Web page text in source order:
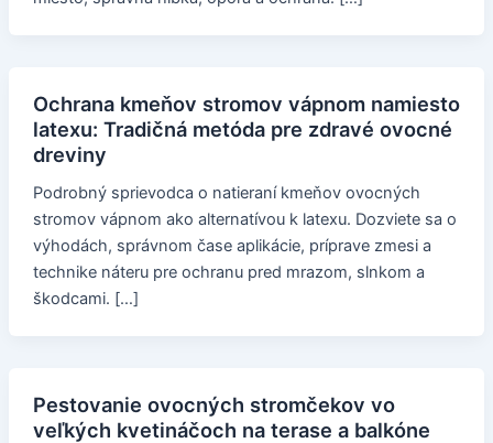
Ochrana kmeňov stromov vápnom namiesto
latexu: Tradičná metóda pre zdravé ovocné
dreviny
Podrobný sprievodca o natieraní kmeňov ovocných
stromov vápnom ako alternatívou k latexu. Dozviete sa o
výhodách, správnom čase aplikácie, príprave zmesi a
technike náteru pre ochranu pred mrazom, slnkom a
škodcami. […]
Pestovanie ovocných stromčekov vo
veľkých kvetináčoch na terase a balkóne